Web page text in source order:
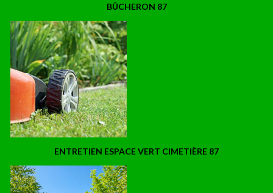
BÛCHERON 87
ENTRETIEN ESPACE VERT CIMETIÈRE 87